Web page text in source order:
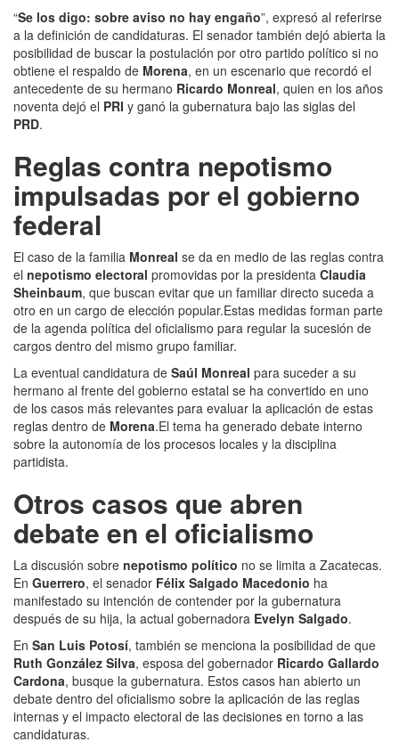
“Se los digo: sobre aviso no hay engaño”, expresó al referirse
a la definición de candidaturas. El senador también dejó abierta la
posibilidad de buscar la postulación por otro partido político si no
obtiene el respaldo de Morena, en un escenario que recordó el
antecedente de su hermano Ricardo Monreal, quien en los años
noventa dejó el PRI y ganó la gubernatura bajo las siglas del
PRD.
Reglas contra nepotismo
impulsadas por el gobierno
federal
El caso de la familia Monreal se da en medio de las reglas contra
el nepotismo electoral promovidas por la presidenta Claudia
Sheinbaum, que buscan evitar que un familiar directo suceda a
otro en un cargo de elección popular.Estas medidas forman parte
de la agenda política del oficialismo para regular la sucesión de
cargos dentro del mismo grupo familiar.
La eventual candidatura de Saúl Monreal para suceder a su
hermano al frente del gobierno estatal se ha convertido en uno
de los casos más relevantes para evaluar la aplicación de estas
reglas dentro de Morena.El tema ha generado debate interno
sobre la autonomía de los procesos locales y la disciplina
partidista.
Otros casos que abren
debate en el oficialismo
La discusión sobre nepotismo político no se limita a Zacatecas.
En Guerrero, el senador Félix Salgado Macedonio ha
manifestado su intención de contender por la gubernatura
después de su hija, la actual gobernadora Evelyn Salgado.
En San Luis Potosí, también se menciona la posibilidad de que
Ruth González Silva, esposa del gobernador Ricardo Gallardo
Cardona, busque la gubernatura. Estos casos han abierto un
debate dentro del oficialismo sobre la aplicación de las reglas
internas y el impacto electoral de las decisiones en torno a las
candidaturas.